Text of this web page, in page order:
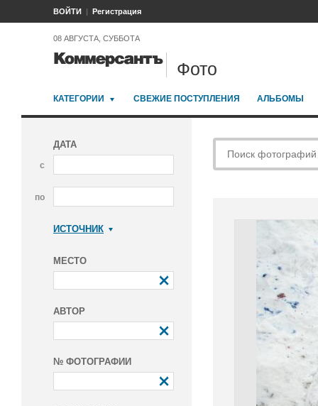
ВОЙТИ Регистрация
08 АВГУСТА, СУББОТА
Фото
КАТЕГОРИИ СВЕЖИЕ ПОСТУПЛЕНИЯ АЛЬБОМЫ
ДАТА
с
по
ИСТОЧНИК
МЕСТО
АВТОР
№ ФОТОГРАФИИ